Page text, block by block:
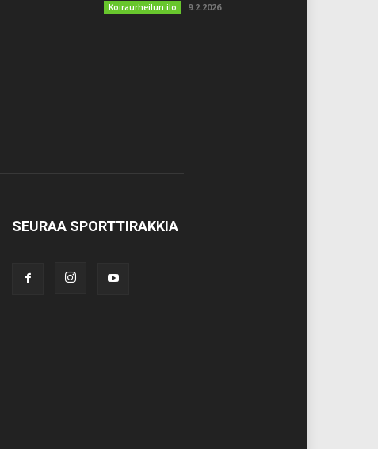
Koiraurheilun ilo 9.2.2026
SEURAA SPORTTIRAKKIA